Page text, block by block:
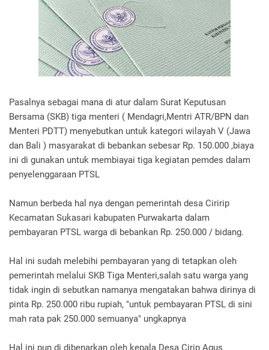
Pasalnya sebagai mana di atur dalam Surat Keputusan
Bersama (SKB) tiga menteri ( Mendagri,Mentri ATR/BPN dan
Menteri PDTT) menyebutkan untuk kategori wilayah V (Jawa
dan Bali ) masyarakat di bebankan sebesar Rp. 150.000 ,biaya
ini di gunakan untuk membiayai tiga kegiatan pemdes dalam
penyelenggaraan PTSL
Namun berbeda hal nya dengan pemerintah desa Ciririp
Kecamatan Sukasari kabupaten Purwakarta dalam
pembayaran PTSL warga di bebankan Rp. 250.000 / bidang.
Hal ini sudah melebihi pembayaran yang di tetapkan oleh
pemerintah melalui SKB Tiga Menteri,salah satu warga yang
tidak ingin di sebutkan namanya mengatakan bahwa dirinya di
pinta Rp. 250.000 ribu rupiah, "untuk pembayaran PTSL di sini
mah rata pak 250.000 semuanya" ungkapnya
Hal ini pun di dibenarkan oleh kepala Desa Cirip Agus